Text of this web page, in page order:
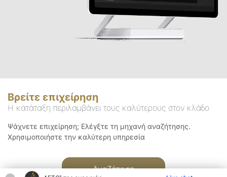
Βρείτε επιχείρηση
Η κατάταξη περιλαμβάνει τους καλύτερους στον κλάδο
Ψάχνετε επιχείρηση; Ελέγξτε τη μηχανή αναζήτησης.
Χρησιμοποιήστε την καλύτερη υπηρεσία
Αναζήτηση